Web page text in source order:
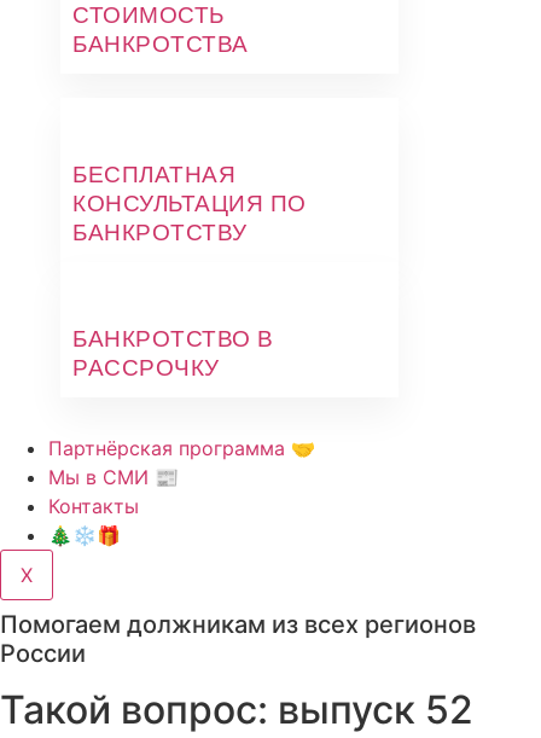
СТОИМОСТЬ
БАНКРОТСТВА
БЕСПЛАТНАЯ
КОНСУЛЬТАЦИЯ ПО
БАНКРОТСТВУ
БАНКРОТСТВО В
РАССРОЧКУ
Партнёрская программа 🤝
Мы в СМИ 📰
Контакты
🎄❄️🎁
X
Помогаем должникам из всех регионов
России
Такой вопрос: выпуск 52